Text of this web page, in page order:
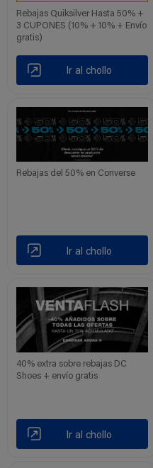
Rebajas Quiksilver Hasta 50% +
3 CUPONES (10% + 10% + Envío
gratis)
Ir al chollo
Rebajas del 50% en Converse
Ir al chollo
40% extra sobre rebajas DC
Shoes + envío gratis
Ir al chollo